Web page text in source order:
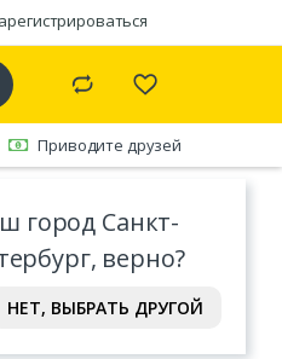
город Санкт-
верно?
НЕТ, ВЫБРАТЬ ДРУГОЙ
Приводите друзей